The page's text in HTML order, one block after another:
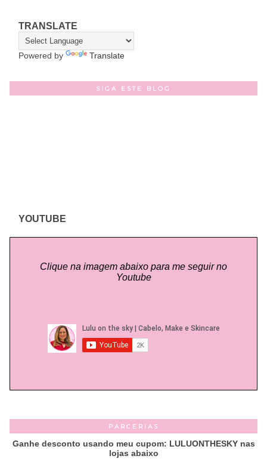
TRANSLATE
Powered by Translate
SIGA ESTE BLOG
YOUTUBE
Clique na imagem abaixo para me seguir no
Youtube
PARCERIAS
Ganhe desconto usando meu cupom: LULUONTHESKY nas
lojas abaixo